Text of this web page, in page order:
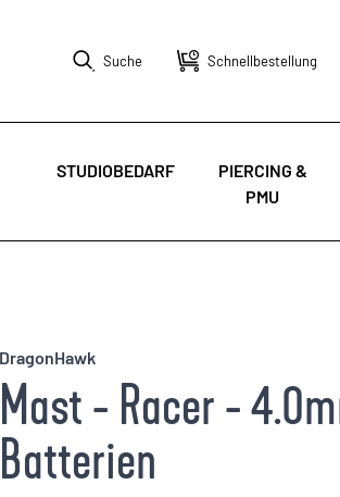
Suche Schnellbestellung
STUDIOBEDARF
PIERCING &
PMU
DragonHawk
Mast - Racer -
Batterien